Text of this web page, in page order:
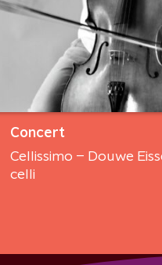
Concert
Cellissimo – Douwe
celli